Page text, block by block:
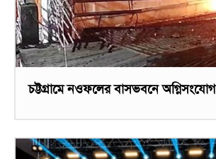
চট্টগ্রামে নওফলের বাসভবনে অগ্নিসংযোগ